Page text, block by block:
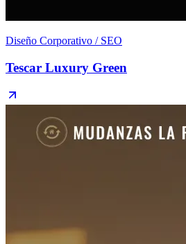
Diseño Corporativo / SEO
Tescar Luxury Green